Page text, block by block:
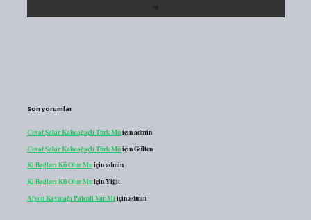
Son yorumlar
Cevat Şakir Kabaağaçlı Türk Müiçinadmin
Cevat Şakir Kabaağaçlı Türk MüiçinGülten
Ki Bağlacı Kü Olur Muiçinadmin
Ki Bağlacı Kü Olur MuiçinYiğit
Afyon Kaymağı Patenti Var Mı içinadmin